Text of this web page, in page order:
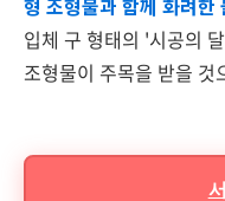
형 조형물과 함께 화려한
입체 구 형태의 '시공의
조형물이 주목을 받을 것